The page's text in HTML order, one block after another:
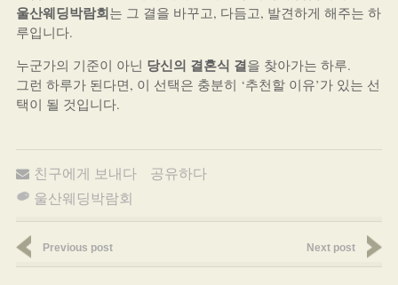
울산웨딩박람회는 그 결을 바꾸고, 다듬고, 발견하게 해주는 하
루입니다.
누군가의 기준이 아닌 당신의 결혼식 결을 찾아가는 하루.
그런 하루가 된다면, 이 선택은 충분히 ‘추천할 이유’가 있는 선
택이 될 것입니다.
친구에게 보내다
공유하다
울산웨딩박람회
Previous post Next post